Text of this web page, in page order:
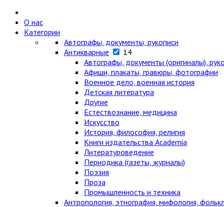
О нас
Категории
Автографы, документы, рукописи
Антикварные
14
Автографы, документы (оригиналы),
Афиши, плакаты, гравюры, фотографии
Военное дело, военная история
Детская литература
Другие
Естествознание, медицина
Искусство
История, философия, религия
Книги издательства Academia
Литературоведение
Периодика (газеты, журналы)
Поэзия
Проза
Промышленность и техника
Антропология, этнография, мифология,